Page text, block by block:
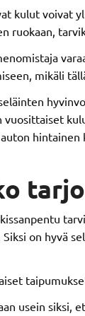
kulut voivat
ruokaan,
mikäli
vuosittaiset
hintainen
on hyvä
usein siksi,